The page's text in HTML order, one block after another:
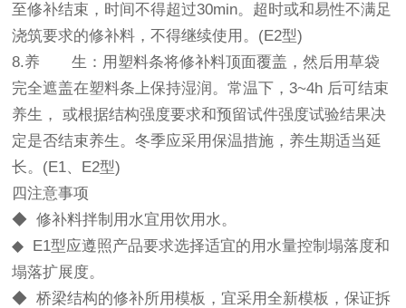
至修补结束，时间不得超过30min。超时或和易性不满足
浇筑要求的修补料，不得继续使用。(E2型)
8.养 生：用塑料条将修补料顶面覆盖，然后用草袋
完全遮盖在塑料条上保持湿润。常温下，3~4h 后可结束
养生， 或根据结构强度要求和预留试件强度试验结果决
定是否结束养生。冬季应采用保温措施，养生期适当延
长。(E1、E2型)
四注意事项
◆ 修补料拌制用水宜用饮用水。
◆ E1型应遵照产品要求选择适宜的用水量控制塌落度和
塌落扩展度。
◆ 桥梁结构的修补所用模板，宜采用全新模板，保证拆